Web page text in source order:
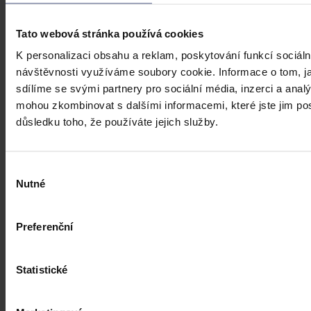
Tato webová stránka používá cookies
K personalizaci obsahu a reklam, poskytování funkcí
návštěvnosti využíváme soubory cookie. Informace o tom,
sdílíme se svými partnery pro sociální média, inzerci a
mohou zkombinovat s dalšími informacemi, které jste jim
důsledku toho, že používáte jejich služby.
souhlasu
Nutné
Preferenční
Statistické
Články
Kdy je možné sáhnout po jinak